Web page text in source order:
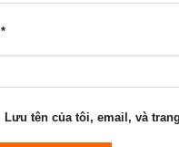
*
Lưu tên của tôi, email, và